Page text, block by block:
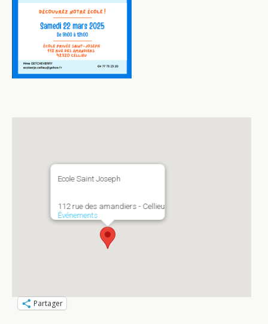
Ecole Saint Joseph
112 rue des amandiers - Cellieu
Événements
Partager